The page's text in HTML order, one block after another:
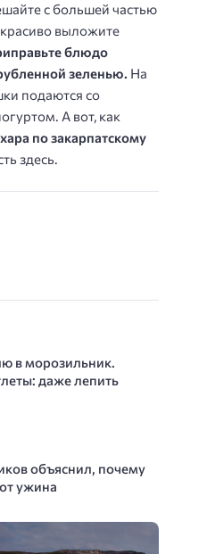
с большей частью
выложите
блюдо
зеленью. На
подаются со
А вот, как
по закарпатскому
здесь.
в морозильник.
даже лепить
объяснил, почему
ужина